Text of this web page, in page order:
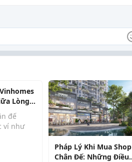
Lòng
Cư Dân
đế
ví như
Pháp Lý Khi Mua Shop
Chân Đế: Những Điều